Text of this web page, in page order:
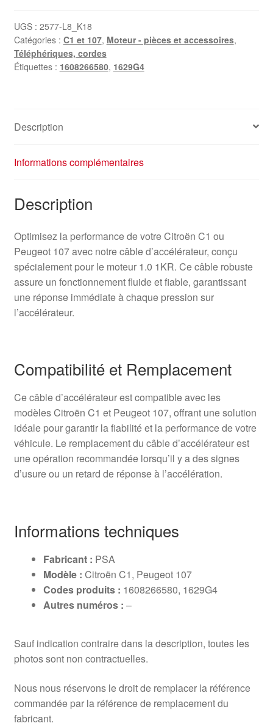
Peugeot
Citroën
1608266580
1629G4
UGS : 2577-L8_K18
Catégories : C1 et 107, Moteur - pièces et accessoires,
Téléphériques, cordes
Étiquettes : 1608266580, 1629G4
Description
Informations complémentaires
Description
Optimisez la performance de votre Citroën C1 ou
Peugeot 107 avec notre câble d’accélérateur, conçu
spécialement pour le moteur 1.0 1KR. Ce câble robuste
assure un fonctionnement fluide et fiable, garantissant
une réponse immédiate à chaque pression sur
l’accélérateur.
Compatibilité et Remplacement
Ce câble d’accélérateur est compatible avec les
modèles Citroën C1 et Peugeot 107, offrant une solution
idéale pour garantir la fiabilité et la performance de votre
véhicule. Le remplacement du câble d’accélérateur est
une opération recommandée lorsqu’il y a des signes
d’usure ou un retard de réponse à l’accélération.
Informations techniques
Fabricant : PSA
Modèle : Citroën C1, Peugeot 107
Codes produits : 1608266580, 1629G4
Autres numéros : –
Sauf indication contraire dans la description, toutes les
photos sont non contractuelles.
Nous nous réservons le droit de remplacer la référence
commandée par la référence de remplacement du
fabricant.